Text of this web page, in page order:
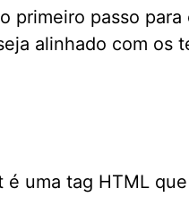
passo para
alinhado com os
uma tag HTML